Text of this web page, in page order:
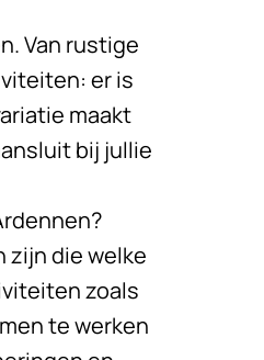
Van rustige
er is
maakt
bij jullie
zijn die welke
zoals
te werken